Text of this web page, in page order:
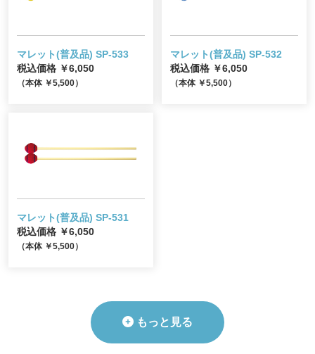
マレット(普及品) SP-533
税込価格 ￥6,050
（本体 ￥5,500）
マレット(普及品) SP-532
税込価格 ￥6,050
（本体 ￥5,500）
マレット(普及品) SP-531
税込価格 ￥6,050
（本体 ￥5,500）
もっと見る